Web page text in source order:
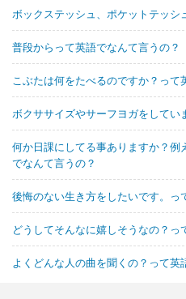
ボックステッシュ、ポケットテッシ
普段からって英語でなんて言うの？
こぶたは何をたべるのですか？って
ボクササイズやサーフヨガをしてい
何か日課にしてる事ありますか？
でなんて言うの？
後悔のない生き方をしたいです。っ
どうしてそんなに嬉しそうなの？っ
よくどんな人の曲を聞くの？って英